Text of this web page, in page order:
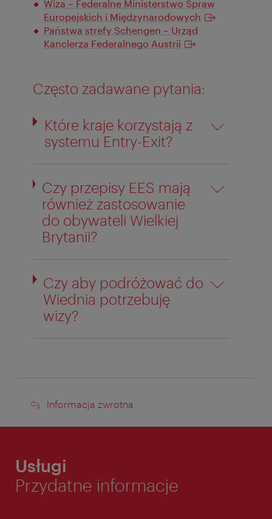
Wiza – Federalne Ministerstwo Spraw
Europejskich i Międzynarodowych
Państwa strefy Schengen – Urząd
Kanclerza Federalnego Austrii
Często zadawane pytania:
Które kraje korzystają z
systemu Entry-Exit?
Czy przepisy EES mają
również zastosowanie
do obywateli Wielkiej
Brytanii?
Czy aby podróżować do
Wiednia potrzebuję
wizy?
Informacja
Informacja zwrotna
Usługi
Przydatne informacje